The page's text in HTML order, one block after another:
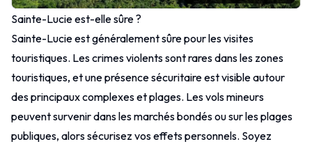
Sainte-Lucie est-elle sûre ?
Sainte-Lucie est généralement sûre pour les visites
touristiques. Les crimes violents sont rares dans les zones
touristiques, et une présence sécuritaire est visible autour
des principaux complexes et plages. Les vols mineurs
peuvent survenir dans les marchés bondés ou sur les plages
publiques, alors sécurisez vos effets personnels. Soyez